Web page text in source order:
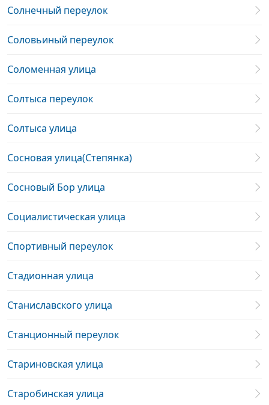
Солнечный переулок
Соловьиный переулок
Соломенная улица
Солтыса переулок
Солтыса улица
Сосновая улица(Степянка)
Сосновый Бор улица
Социалистическая улица
Спортивный переулок
Стадионная улица
Станиславского улица
Станционный переулок
Стариновская улица
Старобинская улица